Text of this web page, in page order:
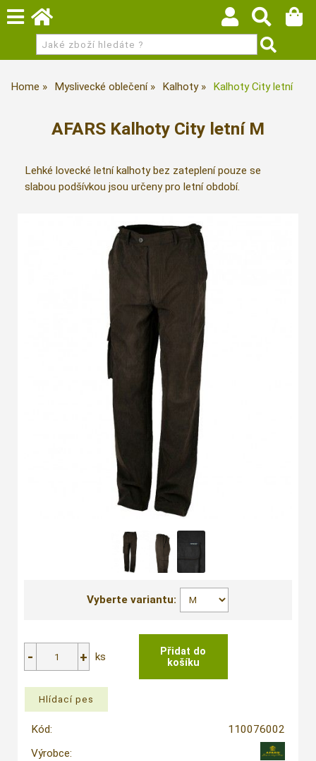
Home Myslivecké oblečení Kalhoty Kalhoty City letní
AFARS Kalhoty City letní M
Lehké lovecké letní kalhoty bez zateplení pouze se
slabou podšívkou jsou určeny pro letní období.
Vyberte variantu:
ks
Kód:
110076002
Výrobce: